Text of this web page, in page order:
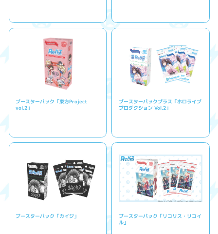
ブースターパック「東方Project
vol.2」
ブースターパックプラス「ホロライブ
プロダクション Vol.2」
ブースターパック「カイジ」
ブースターパック「リコリス・リコイ
ル」